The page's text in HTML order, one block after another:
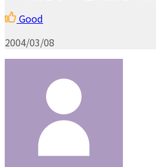
Good
2004/03/08